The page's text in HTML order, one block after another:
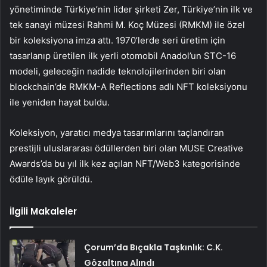
yönetiminde Türkiye’nin lider şirketi Zer, Türkiye’nin ilk ve
tek sanayi müzesi Rahmi M. Koç Müzesi (RMKM) ile özel
bir koleksiyona imza attı. 1970’lerde seri üretim için
tasarlanıp üretilen ilk yerli otomobil Anadol’un STC-16
modeli, geleceğin nadide teknolojilerinden biri olan
blockchain’de RMKM-A Reflections adlı NFT koleksiyonu
ile yeniden hayat buldu.
Koleksiyon, yaratıcı medya tasarımlarını taçlandıran
prestijli uluslararası ödüllerden biri olan MUSE Creative
Awards’da bu yıl ilk kez açılan NFT/Web3 kategorisinde
ödüle layık görüldü.
İlgili Makaleler
Çorum’da Bıçakla Taşkınlık: C.K.
Gözaltına Alındı